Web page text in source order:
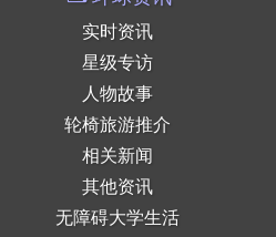
实时资讯
星级专访
人物故事
轮椅旅游推介
相关新闻
其他资讯
无障碍大学生活